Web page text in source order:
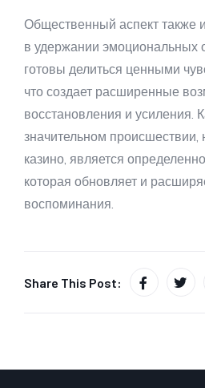
Общественный аспект также
в удержании эмоциональных
готовы делиться ценными
что создает расширенные
восстановления и усиления.
значительном происшествии,
казино, является
которая обновляет и
воспоминания.
Share This Post: